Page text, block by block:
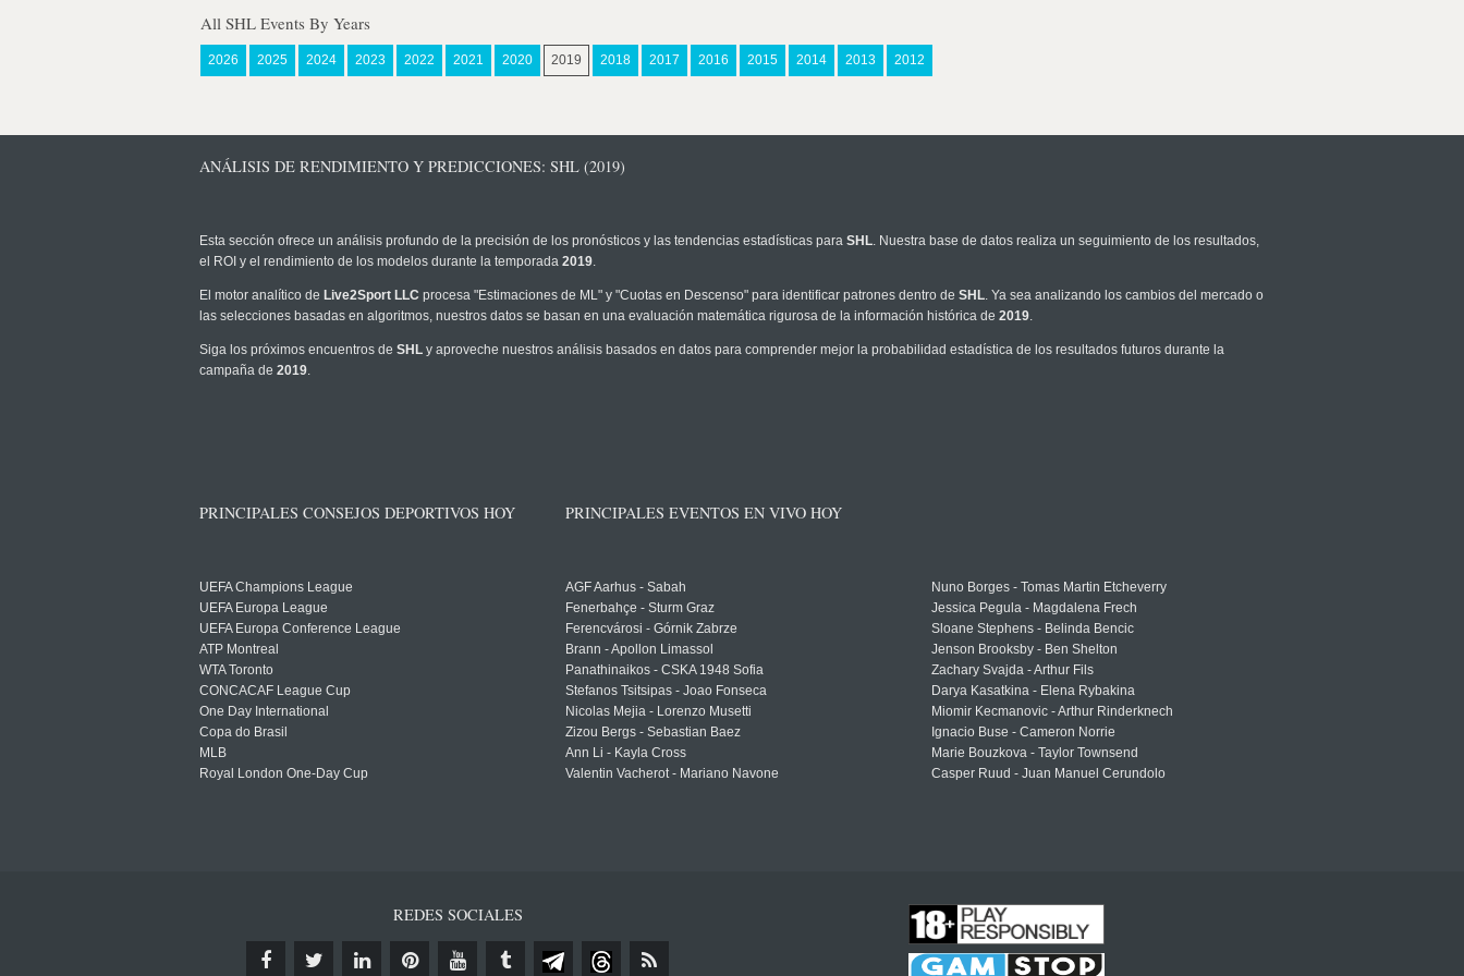
All SHL Events By Years
2026 2025 2024 2023 2022 2021 2020 2019 2018 2017 2016 2015 2014 2013 2012
ANÁLISIS DE RENDIMIENTO Y PREDICCIONES: SHL (2019)
Esta sección ofrece un análisis profundo de la precisión de los pronósticos y las tendencias estadísticas para SHL. Nuestra base de datos realiza un seguimiento de los resultados,
el ROI y el rendimiento de los modelos durante la temporada 2019.
El motor analítico de Live2Sport LLC procesa "Estimaciones de ML" y "Cuotas en Descenso" para identificar patrones dentro de SHL. Ya sea analizando los cambios del mercado o
las selecciones basadas en algoritmos, nuestros datos se basan en una evaluación matemática rigurosa de la información histórica de 2019.
Siga los próximos encuentros de SHL y aproveche nuestros análisis basados en datos para comprender mejor la probabilidad estadística de los resultados futuros durante la
campaña de 2019.
PRINCIPALES CONSEJOS DEPORTIVOS HOY
UEFA Champions League
UEFA Europa League
UEFA Europa Conference League
ATP Montreal
WTA Toronto
CONCACAF League Cup
One Day International
Copa do Brasil
MLB
Royal London One-Day Cup
PRINCIPALES EVENTOS EN VIVO HOY
AGF Aarhus - Sabah
Fenerbahçe - Sturm Graz
Ferencvárosi - Górnik Zabrze
Brann - Apollon Limassol
Panathinaikos - CSKA 1948 Sofia
Stefanos Tsitsipas - Joao Fonseca
Nicolas Mejia - Lorenzo Musetti
Zizou Bergs - Sebastian Baez
Ann Li - Kayla Cross
Valentin Vacherot - Mariano Navone
Nuno Borges - Tomas Martin Etcheverry
Jessica Pegula - Magdalena Frech
Sloane Stephens - Belinda Bencic
Jenson Brooksby - Ben Shelton
Zachary Svajda - Arthur Fils
Darya Kasatkina - Elena Rybakina
Miomir Kecmanovic - Arthur Rinderknech
Ignacio Buse - Cameron Norrie
Marie Bouzkova - Taylor Townsend
Casper Ruud - Juan Manuel Cerundolo
REDES SOCIALES